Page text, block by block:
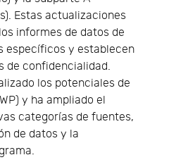
Estas actualizaciones
informes de datos de
específicos y establecen
de confidencialidad.
los potenciales de
y ha ampliado el
categorías de fuentes,
de datos y la